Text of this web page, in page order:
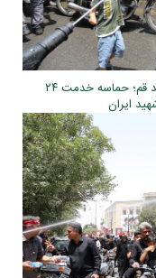
گزارش تصویری ۵ /میزبانی کریمانه در سایه خورشید قم؛ حماسه خدمت ۲۴
ایران